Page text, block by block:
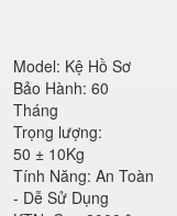
Model: Kệ Hồ Sơ
Bảo Hành: 60
Tháng
Trọng lượng:
50 ± 10Kg
Tính Năng: An Toàn
- Dễ Sử Dụng